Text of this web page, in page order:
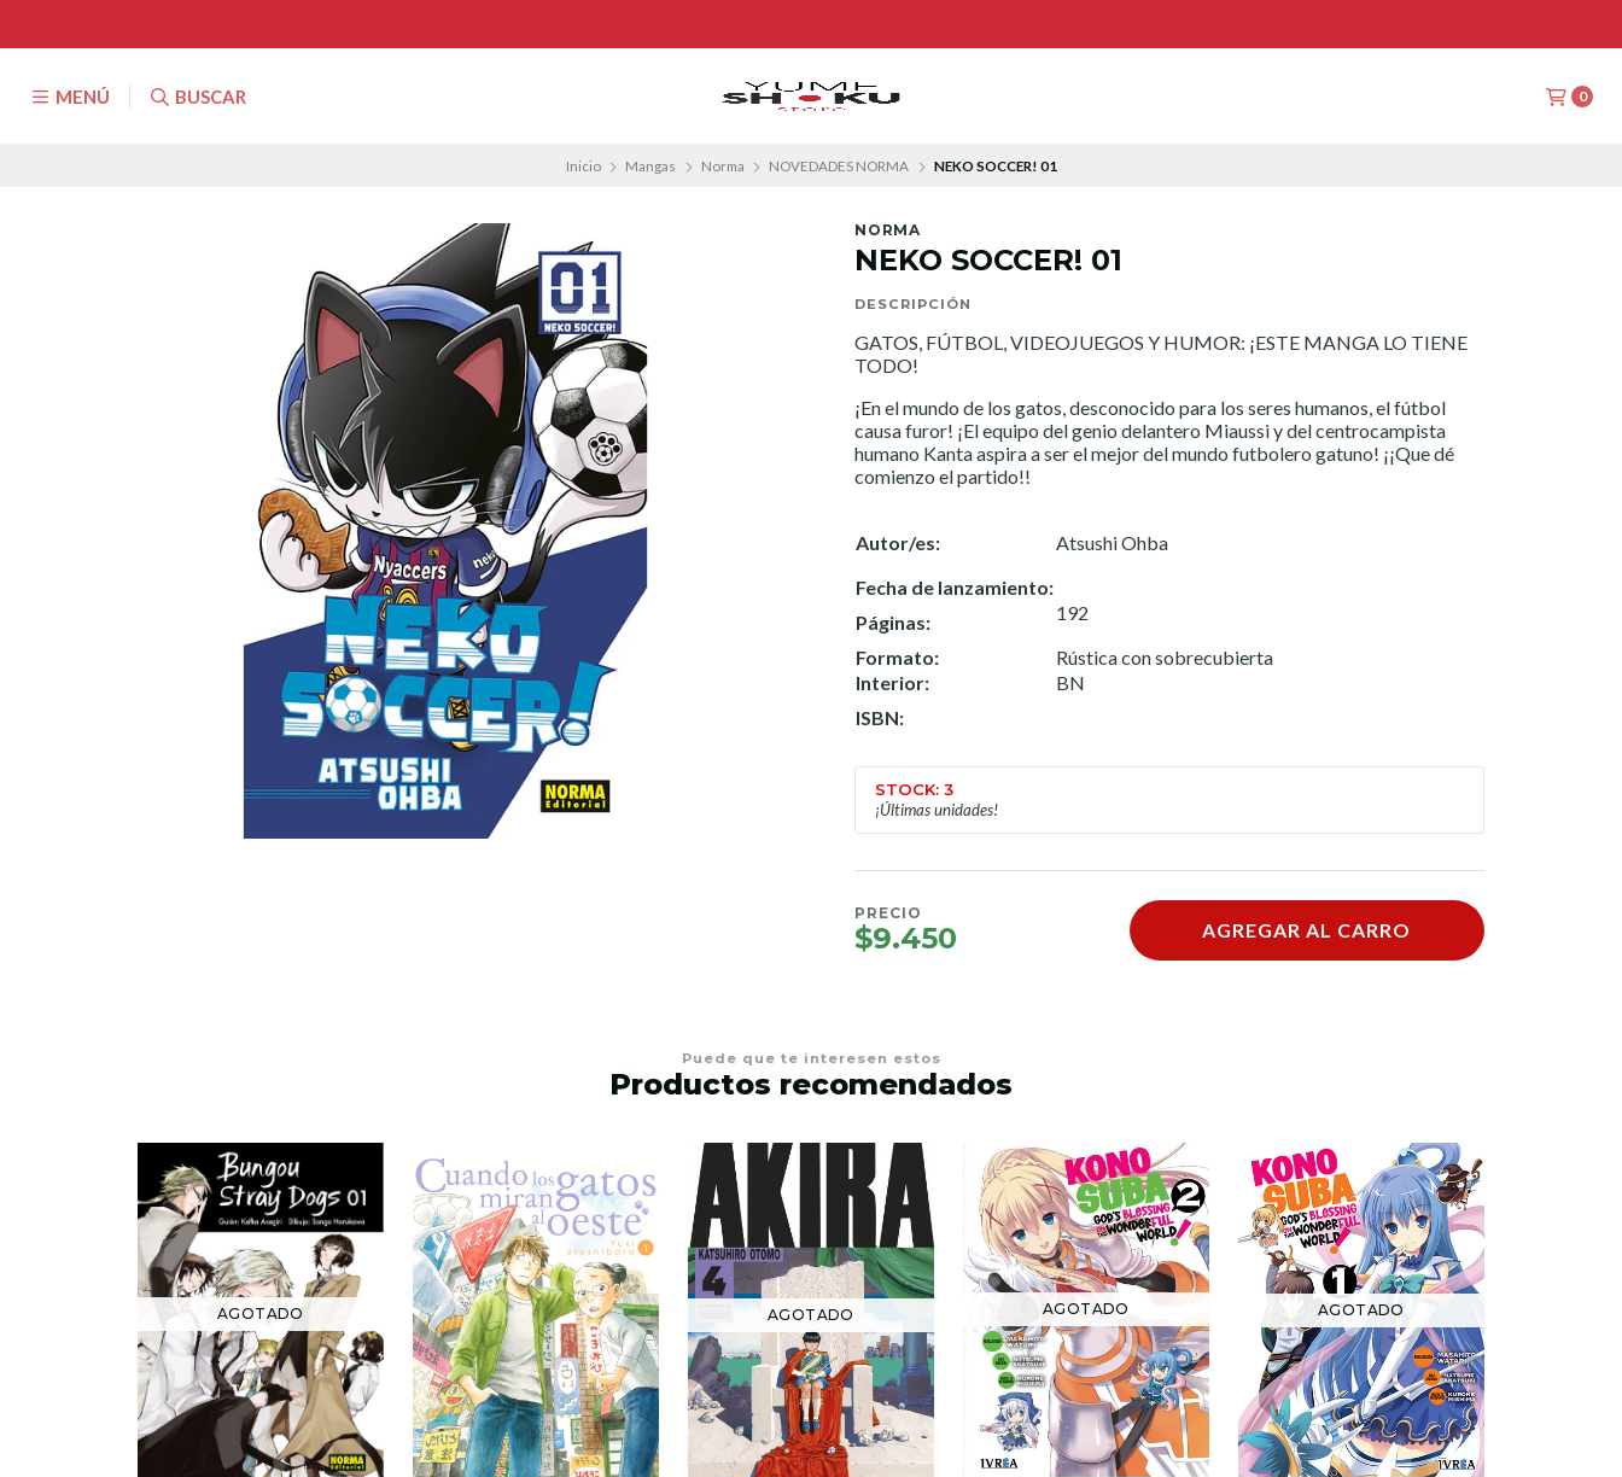
MENÚ BUSCAR 0
Inicio Mangas Norma NOVEDADES NORMA NEKO SOCCER! 01
NORMA
NEKO SOCCER! 01
DESCRIPCIÓN
GATOS, FÚTBOL, VIDEOJUEGOS Y HUMOR: ¡ESTE MANGA LO TIENE
TODO!
¡En el mundo de los gatos, desconocido para los seres humanos, el fútbol
causa furor! ¡El equipo del genio delantero Miaussi y del centrocampista
humano Kanta aspira a ser el mejor del mundo futbolero gatuno! ¡¡Que dé
comienzo el partido!!
Autor/es:
Atsushi Ohba
Fecha de lanzamiento:
Páginas:
192
Formato:
Rústica con sobrecubierta
Interior:
BN
ISBN:
STOCK: 3
¡Últimas unidades!
PRECIO
$9.450 AGREGAR AL CARRO
Puede que te interesen estos
Productos recomendados
AGOTADO AGOTADO AGOTADO AGOTADO